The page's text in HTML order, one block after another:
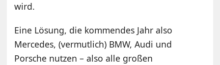
wird.
Eine Lösung, die kommendes Jahr also
Mercedes, (vermutlich) BMW, Audi und
Porsche nutzen – also alle großen